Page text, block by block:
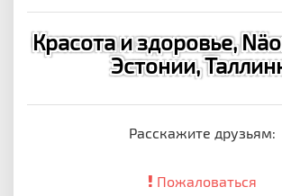
Красота и здоровье,
Эстонии,
Расскажите друзьям:
Пожаловаться